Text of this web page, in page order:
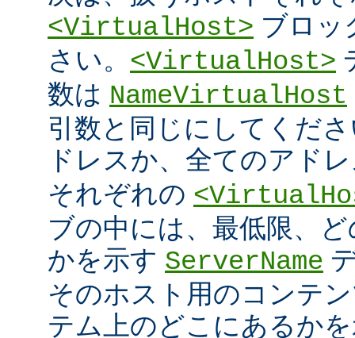
<VirtualHost> ブロッ
さい。 <VirtualHost>
数は NameVirtualHost
引数と同じにしてくだ
ドレスか、全てのアド
それぞれの
ブの中には、最低限、
かを示す ServerName
そのホスト用のコンテ
テム上のどこにあるか